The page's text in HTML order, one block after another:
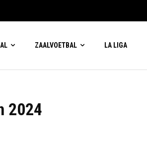
ZAALVOETBAL LA LIGA
2024